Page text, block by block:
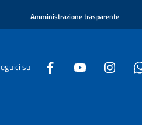
Amministrazione trasparente
su